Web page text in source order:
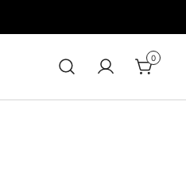
0